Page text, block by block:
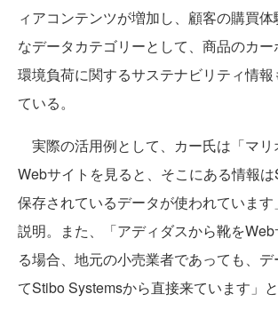
ィアコンテンツが増加し、顧客の購買
なデータカテゴリーとして、商品のカ
環境負荷に関するサステナビリティ情報
ている。
実際の活用例として、カー氏は「マ
Webサイトを見ると、そこにある情報
保存されているデータが使われています
説明。また、「アディダスから靴を
る場合、地元の小売業者であっても、
てStibo Systemsから直接来ています」と